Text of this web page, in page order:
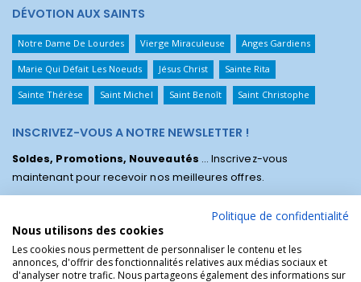
DÉVOTION AUX SAINTS
Notre Dame De Lourdes Vierge Miraculeuse Anges Gardiens
Marie Qui Défait Les Noeuds Jésus Christ Sainte Rita
Sainte Thérèse Saint Michel Saint Benoît Saint Christophe
INSCRIVEZ-VOUS A NOTRE NEWSLETTER !
Soldes, Promotions, Nouveautés ... Inscrivez-vous
maintenant pour recevoir nos meilleures offres.
Politique de confidentialité
Nous utilisons des cookies
Les cookies nous permettent de personnaliser le contenu et les
annonces, d'offrir des fonctionnalités relatives aux médias sociaux et
d'analyser notre trafic. Nous partageons également des informations sur